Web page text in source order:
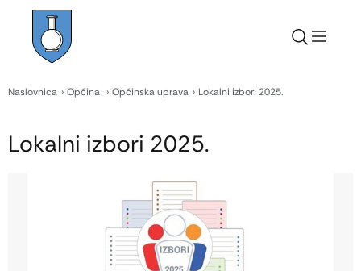
Naslovnica Općina Općinska uprava Lokalni izbori 2025.
Lokalni izbori 2025.